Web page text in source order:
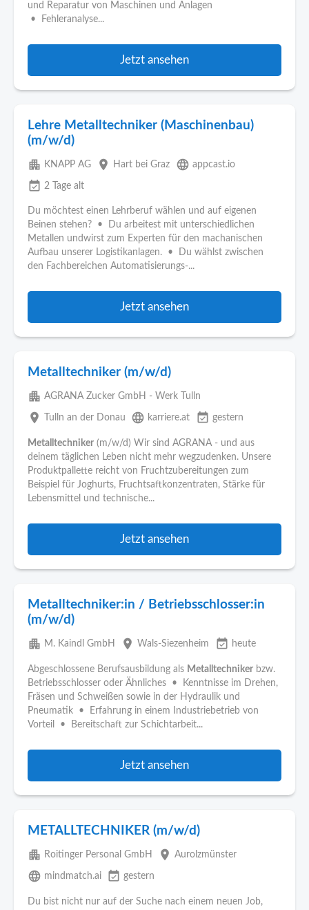
und Reparatur von Maschinen und Anlagen
• Fehleranalyse...
Jetzt ansehen
Lehre Metalltechniker (Maschinenbau)
(m/w/d)
apartment KNAPP AG place Hart bei Graz language appcast.io
event_available 2 Tage alt
Du möchtest einen Lehrberuf wählen und auf eigenen
Beinen stehen? • Du arbeitest mit unterschiedlichen
Metallen undwirst zum Experten für den machanischen
Aufbau unserer Logistikanlagen. • Du wählst zwischen
den Fachbereichen Automatisierungs-...
Jetzt ansehen
Metalltechniker (m/w/d)
apartment AGRANA Zucker GmbH - Werk Tulln
place Tulln an der Donau language karriere.at event_available gestern
Metalltechniker (m/w/d) Wir sind AGRANA - und aus
deinem täglichen Leben nicht mehr wegzudenken. Unsere
Produktpallette reicht von Fruchtzubereitungen zum
Beispiel für Joghurts, Fruchtsaftkonzentraten, Stärke für
Lebensmittel und technische...
Jetzt ansehen
Metalltechniker:in / Betriebsschlosser:in
(m/w/d)
apartment M. Kaindl GmbH place Wals-Siezenheim event_available heute
Abgeschlossene Berufsausbildung als Metalltechniker bzw.
Betriebsschlosser oder Ähnliches • Kenntnisse im Drehen,
Fräsen und Schweißen sowie in der Hydraulik und
Pneumatik • Erfahrung in einem Industriebetrieb von
Vorteil • Bereitschaft zur Schichtarbeit...
Jetzt ansehen
METALLTECHNIKER (m/w/d)
apartment Roitinger Personal GmbH place Aurolzmünster
language mindmatch.ai event_available gestern
Du bist nicht nur auf der Suche nach einem neuen Job,